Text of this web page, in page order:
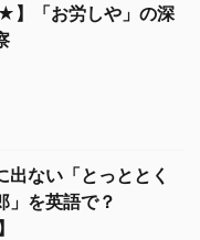
「お労しや」の深
出ない「とっととく
」を英語で？